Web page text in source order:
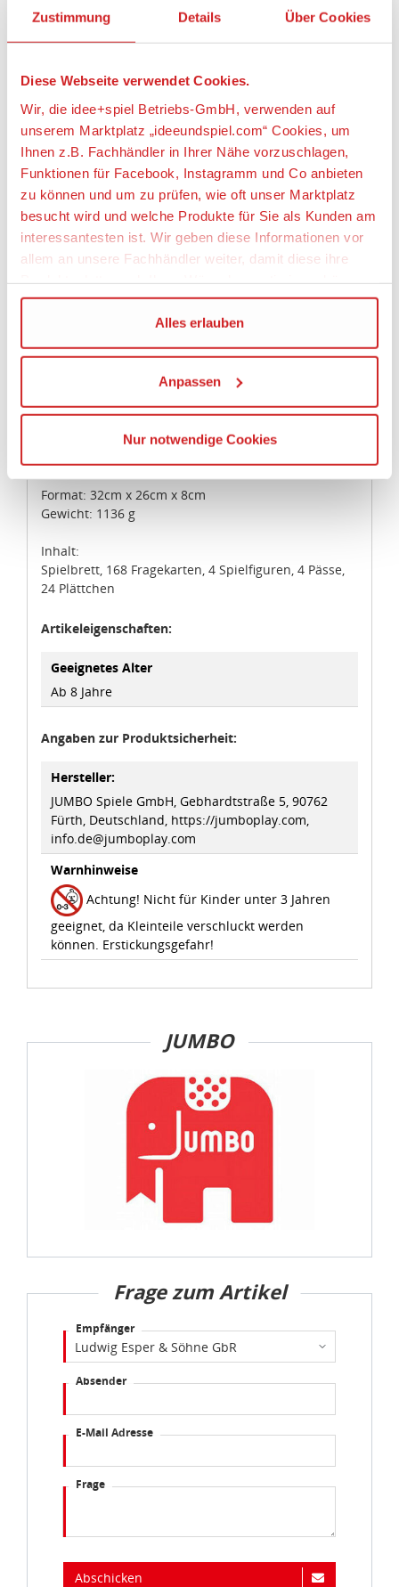
Zustimmung Details Über Cookies
Diese Webseite verwendet Cookies.
Wir, die idee+spiel Betriebs-GmbH, verwenden auf
unserem Marktplatz „ideeundspiel.com“ Cookies, um
Ihnen z.B. Fachhändler in Ihrer Nähe vorzuschlagen,
Funktionen für Facebook, Instagramm und Co anbieten
zu können und um zu prüfen, wie oft unser Marktplatz
besucht wird und welche Produkte für Sie als Kunden am
interessantesten ist. Wir geben diese Informationen vor
allem an unsere Fachhändler weiter, damit diese ihre
Wir verwenden den Google Tag Manager um weitere
Dienste einzubinden.
Wenn Sie auf „Alles erlauben“, klicken, werden ein Teil
Ihrer personenbezogener Daten in die USA übertragen.
Die USA ist ein Drittland, dass nicht von einem
Kommission erfasst wird, und daher kein angemessenes
Schutzniveau für personenbezogene Daten bietet. Durch
Verbindung mit zusätzlichen Maßnahmen zur Sicherung
eines angemessenen Schutzniveaus, garantieren wir,
Verarbeitung von Daten in den USA eingehalten werden.
Sie können die Cookie-Einwilligung jederzeit links unten
auf Ihrem Bildschirm anpassen und damit widerrufen.
Datenschutzbestimmungen
Alles erlauben
Anpassen
Nur notwendige Cookies
weitere Angebote anzeigen
JUMBO SPIELE 19952 Spiel des Wissens - Rund um
die Welt
Artikelbeschreibung:
Packt eure Koffer und erkundet die Welt in dieser
neuen Ausgabe des besten Familien-Quizspiels:
Kontinent zu Kontinent und beantwortet Fragen in
Architektur und Geographie. Wer als Erster mit
einem vollen Reisepass nach Hause kommt, gewinnt.
Erscheinungsdatum: August 2023
Personenzahl: Für 2 bis 4 Spielende ab 8 Jahren
Format: 32cm x 26cm x 8cm
Gewicht: 1136 g
Inhalt:
Spielbrett, 168 Fragekarten, 4 Spielfiguren, 4 Pässe,
24 Plättchen
Artikeleigenschaften:
Geeignetes Alter
Ab 8 Jahre
Angaben zur Produktsicherheit:
Hersteller:
JUMBO Spiele GmbH, Gebhardtstraße 5, 90762
Fürth, Deutschland, https://jumboplay.com,
info.de@jumboplay.com
Warnhinweise
Achtung! Nicht für Kinder unter 3 Jahren
geeignet, da Kleinteile verschluckt werden
können. Erstickungsgefahr!
JUMBO
Frage zum Artikel
Empfänger
Absender
E-Mail Adresse
Frage
Abschicken